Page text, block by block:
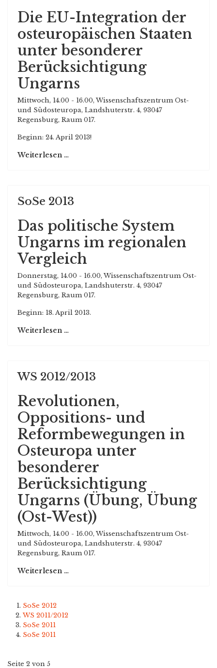
Die EU-Integration der
osteuropäischen Staaten
unter besonderer
Berücksichtigung
Ungarns
Mittwoch, 14.00 - 16.00, Wissenschaftszentrum Ost-
und Südosteuropa, Landshuterstr. 4, 93047
Regensburg, Raum 017.
Beginn: 24. April 2013!
Weiterlesen …
SoSe 2013
Das politische System
Ungarns im regionalen
Vergleich
Donnerstag, 14.00 - 16.00, Wissenschaftszentrum Ost-
und Südosteuropa, Landshuterstr. 4, 93047
Regensburg, Raum 017.
Beginn: 18. April 2013.
Weiterlesen …
WS 2012/2013
Revolutionen,
Oppositions- und
Reformbewegungen in
Osteuropa unter
besonderer
Berücksichtigung
Ungarns (Übung, Übung
(Ost-West))
Mittwoch, 14.00 - 16.00, Wissenschaftszentrum Ost-
und Südosteuropa, Landshuterstr. 4, 93047
Regensburg, Raum 017.
Weiterlesen …
SoSe 2012
WS 2011/2012
SoSe 2011
SoSe 2011
Seite 2 von 5